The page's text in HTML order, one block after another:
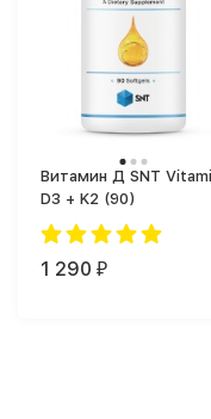
Витамин Д SNT
D3 + K2 (90)
1 290 ₽